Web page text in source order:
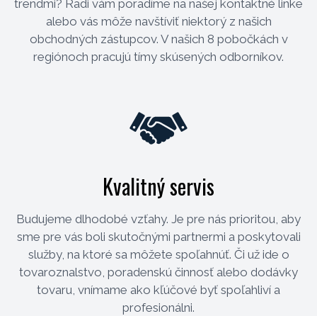
trendmi? Radi vám poradíme na našej kontaktné linke
alebo vás môže navštíviť niektorý z našich
obchodných zástupcov. V našich 8 pobočkách v
regiónoch pracujú tímy skúsených odborníkov.
Kvalitný servis
Budujeme dlhodobé vzťahy. Je pre nás prioritou, aby
sme pre vás boli skutočnými partnermi a poskytovali
služby, na ktoré sa môžete spoľahnúť. Či už ide o
tovaroznalstvo, poradenskú činnosť alebo dodávky
tovaru, vnímame ako kľúčové byť spoľahliví a
profesionálni.